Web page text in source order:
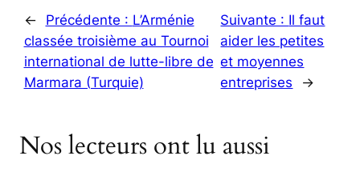
← Précédente : L’Arménie
classée troisième au Tournoi
international de lutte-libre de
Marmara (Turquie)
Suivante : Il faut
aider les petites
et moyennes
entreprises
→
Nos lecteurs ont lu aussi